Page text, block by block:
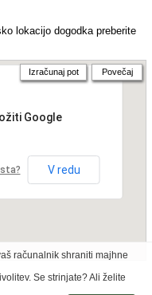
lokacijo dogodka preberite
Google
V redu
Izračunaj pot Povečaj
računalnik shraniti majhne
Se strinjate? Ali želite